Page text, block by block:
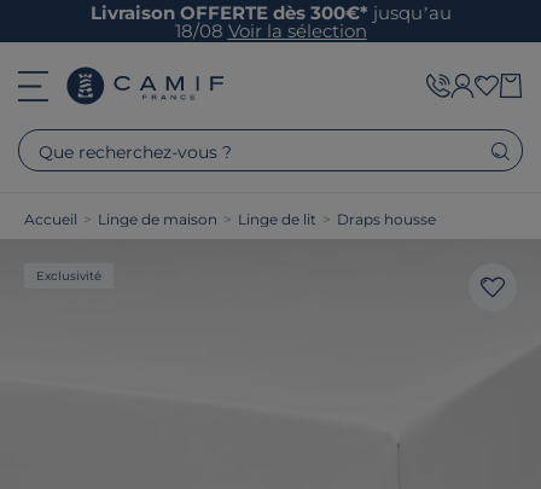
Livraison OFFERTE dès 300€* jusqu’au
18/08 Voir la sélection
Que recherchez-vous ?
Accueil > Linge de maison > Linge de lit > Draps housse
Exclusivité